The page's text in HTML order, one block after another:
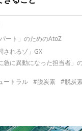
ート」のためのAtoZ
されるゾ」GX
急に異動になった担当者」
ートラル
#脱炭素 #脱炭